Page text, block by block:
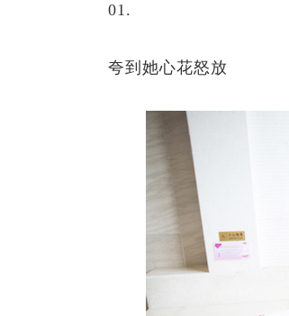
01.
夸到她心花怒放